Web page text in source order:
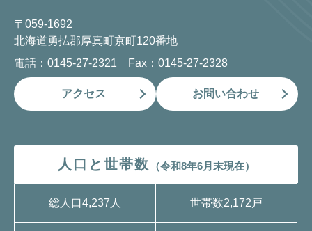
〒059-1692
北海道勇払郡厚真町京町120番地
電話：0145-27-2321 Fax：0145-27-2328
アクセス お問い合わせ
人口と世帯数 （令和8年6月末現在）
総人口4,237人 世帯数2,172戸